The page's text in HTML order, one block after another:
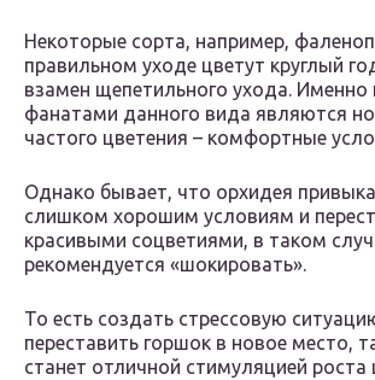
Некоторые сорта, например,
правильном уходе цветут круглый
взамен щепетильного ухода. Именно
фанатами данного вида являются
частого цветения – комфортные
Однако бывает, что орхидея
слишком хорошим условиям и
красивыми соцветиями, в таком
рекомендуется «шокировать».
То есть создать стрессовую
переставить горшок в новое место,
станет отличной стимуляцией роста